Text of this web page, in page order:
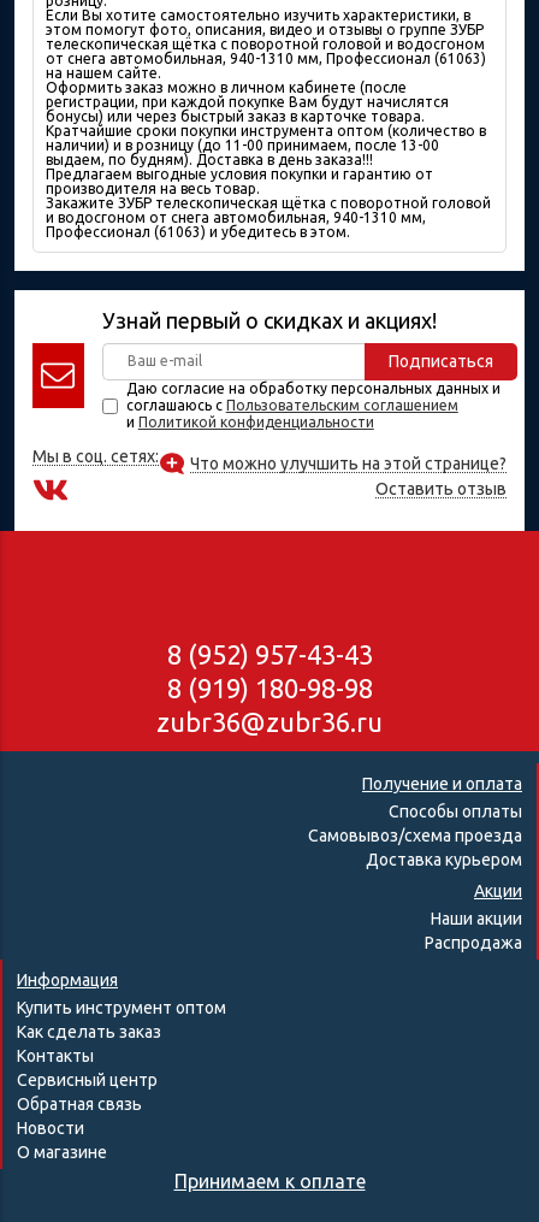
Если Вы хотите самостоятельно изучить характеристики, в
этом помогут фото, описания, видео и отзывы о группе ЗУБР
телескопическая щётка с поворотной головой и водосгоном
от снега автомобильная, 940-1310 мм, Профессионал (61063)
на нашем сайте.
Оформить заказ можно в личном кабинете (после
регистрации, при каждой покупке Вам будут начислятся
бонусы) или через быстрый заказ в карточке товара.
Кратчайшие сроки покупки инструмента оптом (количество в
наличии) и в розницу (до 11-00 принимаем, после 13-00
выдаем, по будням). Доставка в день заказа!!!
Предлагаем выгодные условия покупки и гарантию от
производителя на весь товар.
Закажите ЗУБР телескопическая щётка с поворотной головой
и водосгоном от снега автомобильная, 940-1310 мм,
Профессионал (61063) и убедитесь в этом.
Узнай первый о скидках и акциях!
Подписаться
Даю согласие на обработку персональных данных и
соглашаюсь с Пользовательским соглашением
и Политикой конфиденциальности
Мы в соц. сетях:
Что можно улучшить на этой странице?
Оставить отзыв
8 (952) 957-43-43
8 (919) 180-98-98
zubr36@zubr36.ru
Получение и оплата
Способы оплаты
Самовывоз/схема проезда
Доставка курьером
Акции
Наши акции
Распродажа
Информация
Купить инструмент оптом
Как сделать заказ
Контакты
Сервисный центр
Обратная связь
Новости
О магазине
Принимаем к оплате